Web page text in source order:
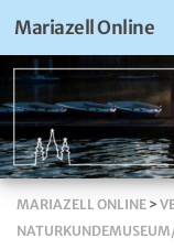
Mariazell Online
MARIAZELL ONLINE >